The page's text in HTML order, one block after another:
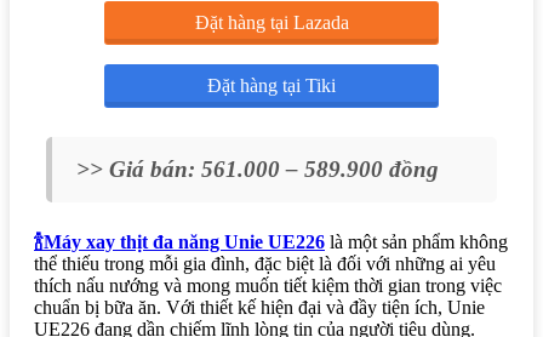
Đặt hàng tại Lazada
Đặt hàng tại Tiki
>> Giá bán: 561.000 – 589.900 đồng
🍾Máy xay thịt đa năng Unie UE226 là một sản phẩm không
thể thiếu trong mỗi gia đình, đặc biệt là đối với những ai yêu
thích nấu nướng và mong muốn tiết kiệm thời gian trong việc
chuẩn bị bữa ăn. Với thiết kế hiện đại và đầy tiện ích, Unie
UE226 đang dần chiếm lĩnh lòng tin của người tiêu dùng.